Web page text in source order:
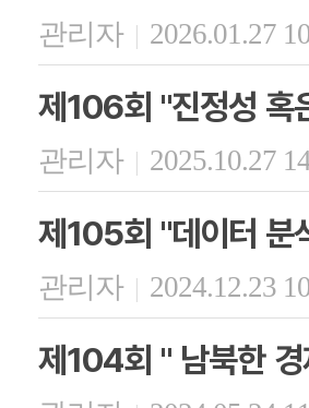
관리자 | 2026.01.27
제106회 "진정성 혹
관리자 | 2025.10.27
제105회 "데이터 분
관리자 | 2024.12.23
제104회 " 남북한